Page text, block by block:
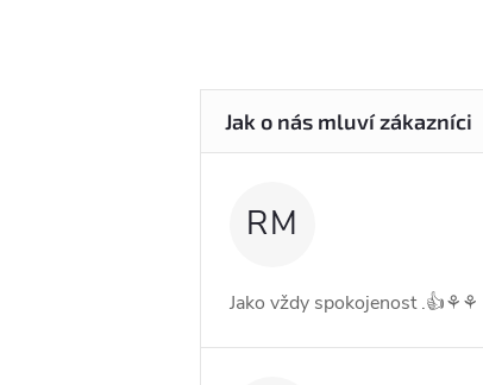
RM
Jako vždy spokojenost .👍⚘️⚘️